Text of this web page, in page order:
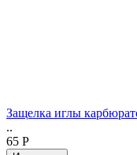
Защелка иглы
..
65 Р